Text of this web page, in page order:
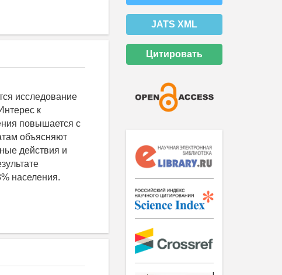
исследование
к
повышается с
объясняют
действия и
населения.
JATS XML
Цитировать